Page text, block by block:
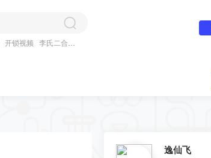
开锁视频 李氏二合一
逸仙飞